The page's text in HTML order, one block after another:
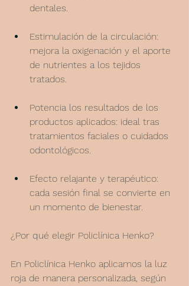
dentales.
Estimulación de la circulación:
mejora la oxigenación y el aporte
de nutrientes a los tejidos
tratados.
Potencia los resultados de los
productos aplicados: ideal tras
tratamientos faciales o cuidados
odontológicos.
Efecto relajante y terapéutico:
cada sesión final se convierte en
un momento de bienestar.
¿Por qué elegir Policlínica Henko?
En Policlínica Henko aplicamos la luz
roja de manera personalizada, según